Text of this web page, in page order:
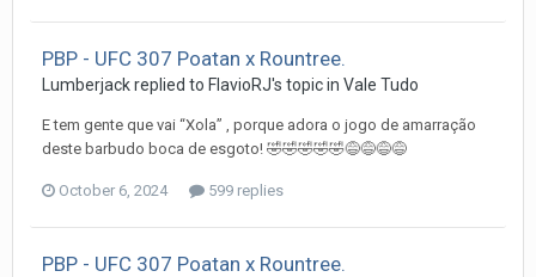
PBP - UFC 307 Poatan x Rountree.
Lumberjackreplied to FlavioRJ's topic in Vale Tudo
E tem gente que vai “Xola” , porque adora o jogo de amarração
deste barbudo boca de esgoto! 🤣🤣🤣🤣🤣😅😅😅😅
October 6, 2024 599 replies
PBP - UFC 307 Poatan x Rountree.